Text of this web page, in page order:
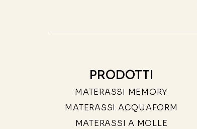
PRODOTTI
MATERASSI MEMORY
MATERASSI ACQUAFORM
MATERASSI A MOLLE